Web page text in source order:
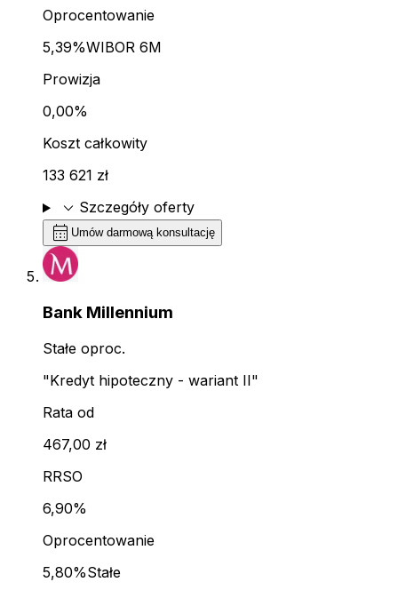
Oprocentowanie
5,39%WIBOR 6M
Prowizja
0,00%
Koszt całkowity
133 621 zł
expand_more Szczegóły oferty
calendar_month Umów darmową konsultację
Bank Millennium
Stałe oproc.
"Kredyt hipoteczny - wariant II"
Rata od
467,00 zł
RRSO
6,90%
Oprocentowanie
5,80%Stałe